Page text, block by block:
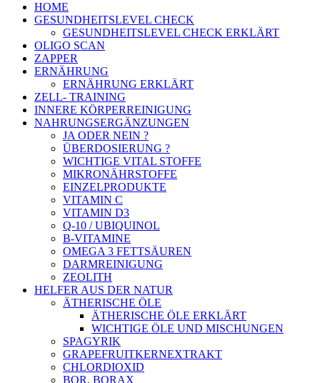
HOME
GESUNDHEITSLEVEL CHECK
GESUNDHEITSLEVEL CHECK ERKLÄRT
OLIGO SCAN
ZAPPER
ERNÄHRUNG
ERNÄHRUNG ERKLÄRT
ZELL- TRAINING
INNERE KÖRPERREINIGUNG
NAHRUNGSERGÄNZUNGEN
JA ODER NEIN ?
ÜBERDOSIERUNG ?
WICHTIGE VITAL STOFFE
MIKRONÄHRSTOFFE
EINZELPRODUKTE
VITAMIN C
VITAMIN D3
Q-10 / UBIQUINOL
B-VITAMINE
OMEGA 3 FETTSÄUREN
DARMREINIGUNG
ZEOLITH
HELFER AUS DER NATUR
ÄTHERISCHE ÖLE
ÄTHERISCHE ÖLE ERKLÄRT
WICHTIGE ÖLE UND MISCHUNGEN
SPAGYRIK
GRAPEFRUITKERNEXTRAKT
CHLORDIOXID
BOR, BORAX